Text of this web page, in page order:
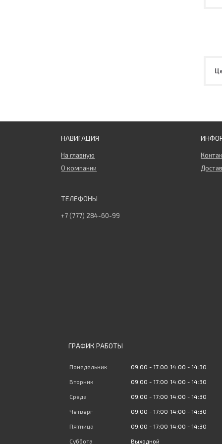
НАВИГАЦИЯ
На главную
О компании
+7 (777) 284-60-99
ГРАФИК РАБОТЫ
Понедельник 09:00 17:00 14:00 14:30
Вторник 09:00 17:00 14:00 14:30
Среда 09:00 17:00 14:00 14:30
Четверг 09:00 17:00 14:00 14:30
Пятница 09:00 17:00 14:00 14:30
Суббота Выходной